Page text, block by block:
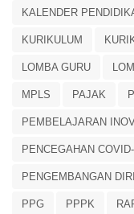
KALENDER
KURIKULUM
LOMBA GURU
MPLS PAJAK
PEMBELAJARAN
PENCEGAHAN
PENGEMBANGAN DIRI
PPG PPPK